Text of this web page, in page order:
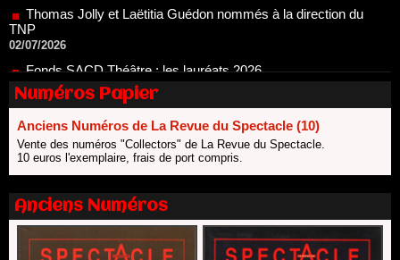
02/07/2026
Fonds SACD Théâtre : les lauréats 2026
23/06/2026
Dispositif ARTCENA Écrire pour le cirque, les lauréats 2026 !
20/06/2026
18/06/2026
Les 10 lauréats du Fonds Grandes Formes Théâtre 2026
Nomination de Nathalie Garraud et Olivier Saccomano à la
direction du Théâtre de Gennevilliers - CDN
13/06/2026
Numéros Papier
Anciens Numéros de La Revue du Spectacle (10)
Vente des numéros "Collectors" de La Revue du Spectacle.
10 euros l'exemplaire, frais de port compris.
Anciens Numéros